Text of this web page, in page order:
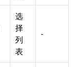
选
择
列
表
-